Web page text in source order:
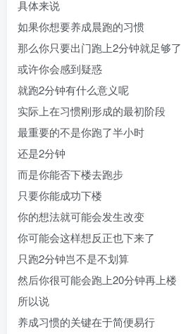
具体来说
如果你想要养成晨跑的习惯
那么你只要出门跑上2分钟就足够了
或许你会感到疑惑
就跑2分钟有什么意义呢
实际上在习惯刚形成的最初阶段
最重要的不是你跑了半小时
还是2分钟
而是你能否下楼去跑步
只要你能成功下楼
你的想法就可能会发生改变
你可能会这样想反正也下来了
只跑2分钟岂不是不划算
然后你很可能会跑上20分钟再上楼
所以说
养成习惯的关键在于简便易行